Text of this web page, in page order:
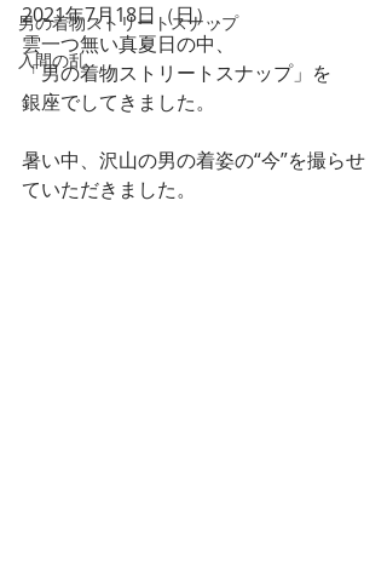
男の着物ストリートスナップ
入間の乱
2021年7月18日（日）、
雲一つ無い真夏日の中、
「男の着物ストリートスナップ」を
銀座でしてきました。
暑い中、沢山の男の着姿の“今”を撮らせ
ていただきました。